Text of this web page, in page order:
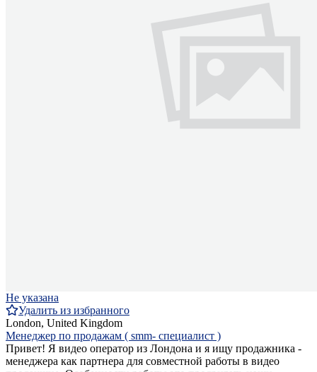
Не указана
Удалить из избранного
London, United Kingdom
Менеджер по продажам ( smm- специалист )
Привет! Я видео оператор из Лондона и я ищу продажника -
менеджера как партнера для совместной работы в видео